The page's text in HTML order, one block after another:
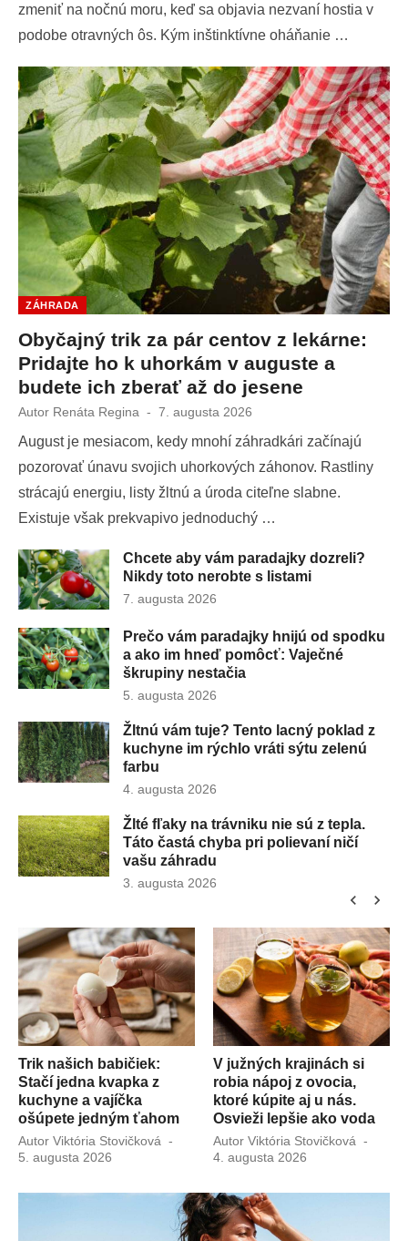
zmeniť na nočnú moru, keď sa objavia nezvaní hostia v
podobe otravných ôs. Kým inštinktívne oháňanie …
ZÁHRADA
Obyčajný trik za pár centov z lekárne:
Pridajte ho k uhorkám v auguste a
budete ich zberať až do jesene
Autor Renáta Regina
Publikované
7. augusta 2026
August je mesiacom, kedy mnohí záhradkári začínajú
pozorovať únavu svojich uhorkových záhonov. Rastliny
strácajú energiu, listy žltnú a úroda citeľne slabne.
Existuje však prekvapivo jednoduchý …
Chcete aby vám paradajky dozreli?
Nikdy toto nerobte s listami
Publikované
7. augusta 2026
Prečo vám paradajky hnijú od spodku
a ako im hneď pomôcť: Vaječné
škrupiny nestačia
Publikované
5. augusta 2026
Žltnú vám tuje? Tento lacný poklad z
kuchyne im rýchlo vráti sýtu zelenú
farbu
Publikované
4. augusta 2026
Žlté fľaky na trávniku nie sú z tepla.
Táto častá chyba pri polievaní ničí
vašu záhradu
Publikované
3. augusta 2026
Trik našich babičiek:
Stačí jedna kvapka z
kuchyne a vajíčka
ošúpete jedným ťahom
Autor Viktória Stovičková
Publikované
5. augusta 2026
V južných krajinách si
robia nápoj z ovocia,
ktoré kúpite aj u nás.
Osvieži lepšie ako voda
Autor Viktória Stovičková
4. augusta 2026
chevron_left chevron_right